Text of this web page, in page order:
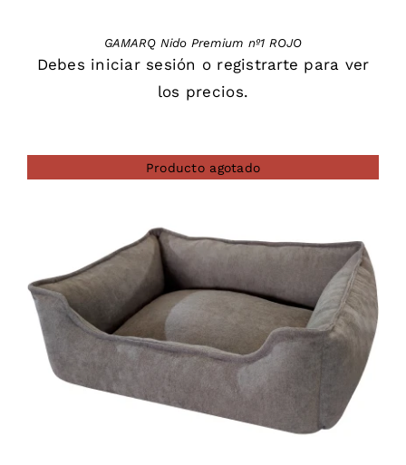
GAMARQ Nido Premium nº1 ROJO
Debes iniciar sesión o registrarte para ver
los precios.
Producto agotado
DETAILS